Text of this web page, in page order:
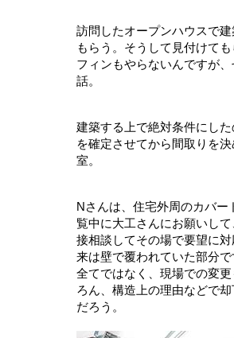
訪問したオープンハウスで
もらう。そうして見付けて
フィンもやらないんですが
話。
建築する上で絶対条件にし
を確定させてから間取りを
室。
Nさんは、住宅外周のカバ
覧中に大工さんにお願いし
接相談してその場で要望に
来は壁で覆われていた部分
全てではなく、現場での変
ろん、構造上の理由などで
だろう。